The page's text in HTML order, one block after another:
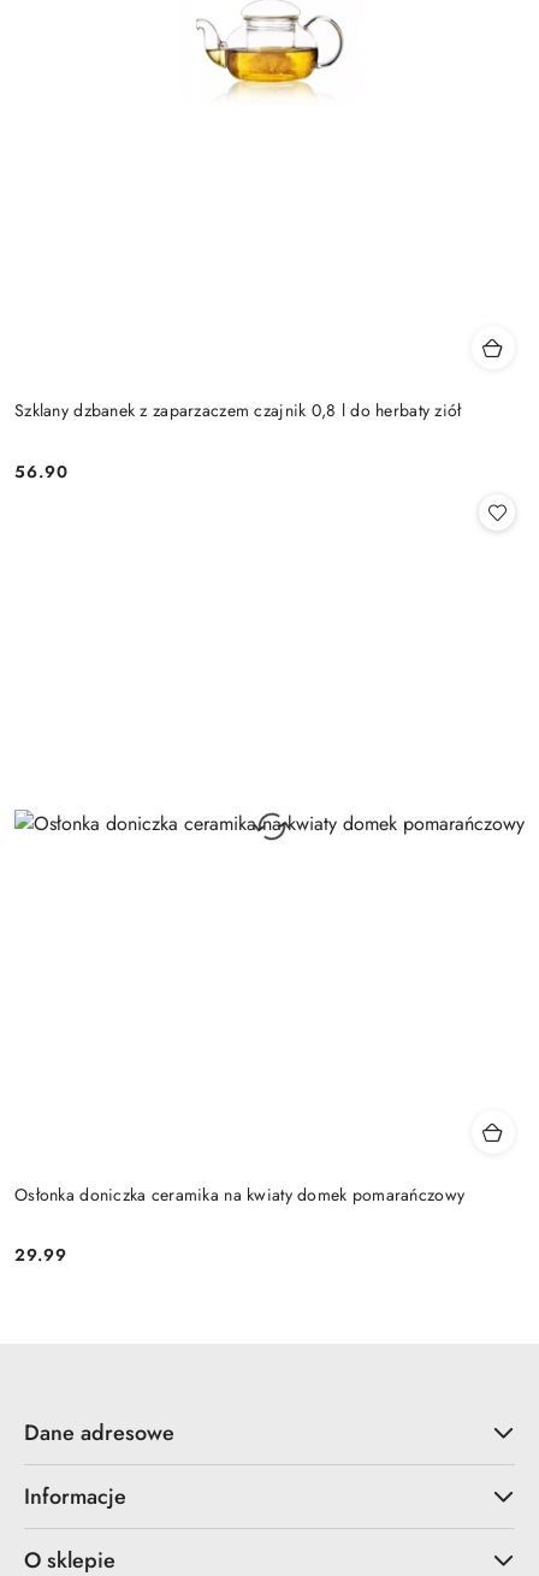
Szklany dzbanek z zaparzaczem czajnik 0,8 l do herbaty ziół
Cena:
56.90
Osłonka doniczka ceramika na kwiaty domek pomarańczowy
Cena:
29.99
Dane adresowe
Informacje
O sklepie